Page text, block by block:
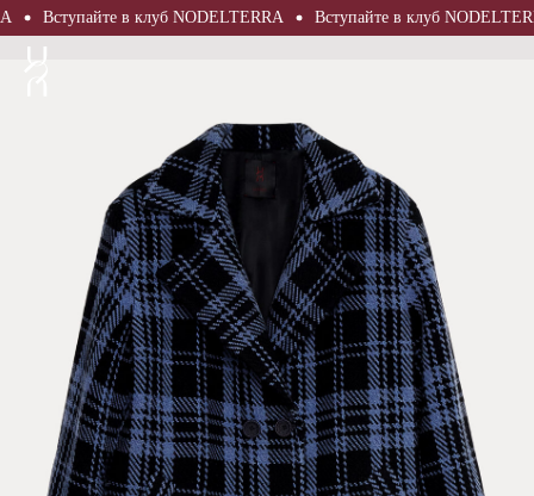
Вступайте в клуб NODELTERRA Вступайте в клуб NODELTERRA